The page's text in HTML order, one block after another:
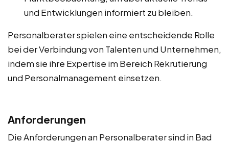
und Entwicklungen informiert zu bleiben.
Personalberater spielen eine entscheidende Rolle
bei der Verbindung von Talenten und Unternehmen,
indem sie ihre Expertise im Bereich Rekrutierung
und Personalmanagement einsetzen.
Anforderungen
Die Anforderungen an Personalberater sind in Bad